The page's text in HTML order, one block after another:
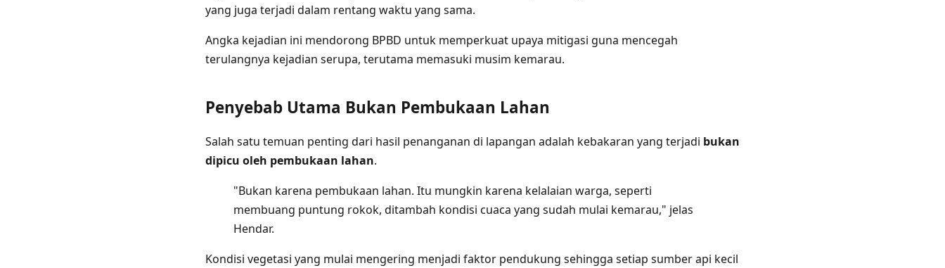
yang juga terjadi dalam rentang waktu yang sama.
Angka kejadian ini mendorong BPBD untuk memperkuat upaya mitigasi guna mencegah
terulangnya kejadian serupa, terutama memasuki musim kemarau.
Penyebab Utama Bukan Pembukaan Lahan
Salah satu temuan penting dari hasil penanganan di lapangan adalah kebakaran yang terjadi bukan
dipicu oleh pembukaan lahan.
"Bukan karena pembukaan lahan. Itu mungkin karena kelalaian warga, seperti
membuang puntung rokok, ditambah kondisi cuaca yang sudah mulai kemarau," jelas
Hendar.
Kondisi vegetasi yang mulai mengering menjadi faktor pendukung sehingga setiap sumber api kecil